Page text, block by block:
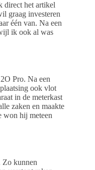
direct het artikel
graag investeren
één van. Na een
ik ook al was
Pro. Na een
ook vlot
in de meterkast
zaken en maakte
won hij meteen
Zo kunnen